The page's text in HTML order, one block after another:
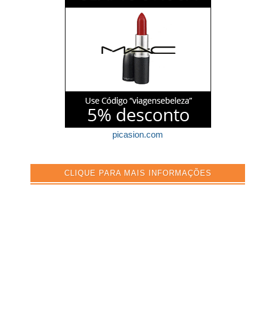
picasion.com
CLIQUE PARA MAIS INFORMAÇÕES